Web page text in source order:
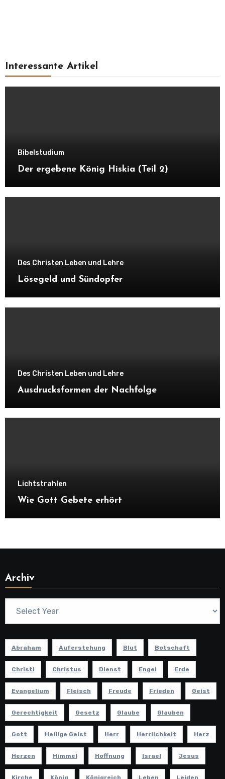
Interessante Artikel
Bibelstudium
Der ergebene König Hiskia (Teil 2)
Des Christen Leben und Lehre
Lösegeld und Sündopfer
Des Christen Leben und Lehre
Ausdrucksformen der Nachfolge
Lichtstrahlen
Wie Gott Gebete erhört
Archiv
Abraham Auferstehung Blut Botschaft
Christi Christus Dienst Engel Erde
Evangelium Fleisch Freude Frieden Geist
Gerechtigkeit Gesetz Glaube Glauben
Gott Heilige Geist Herr Herrlichkeit Herz
Herzen Himmel Hoffnung Israel Jesus
Kirche König Königreich Leben Leiden